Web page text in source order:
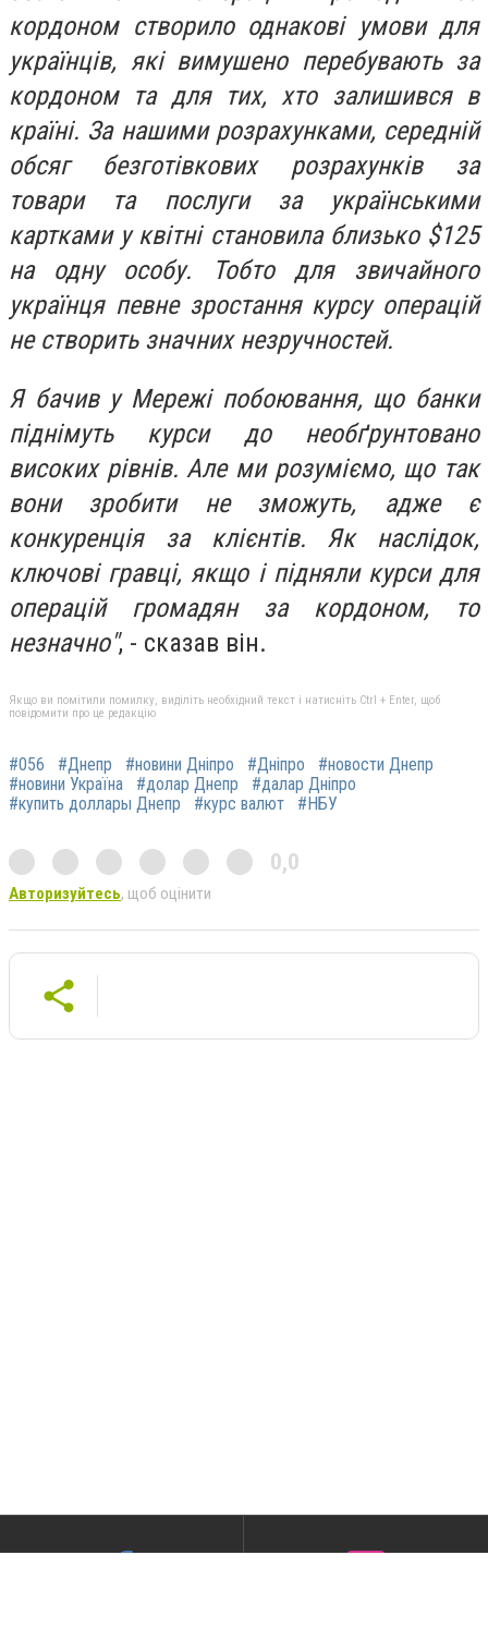
кордоном створило однакові умови для
українців, які вимушено перебувають за
кордоном та для тих, хто залишився в
країні. За нашими розрахунками, середній
обсяг безготівкових розрахунків за
товари та послуги за українськими
картками у квітні становила близько $125
на одну особу. Тобто для звичайного
українця певне зростання курсу операцій
не створить значних незручностей.
Я бачив у Мережі побоювання, що банки
піднімуть курси до необґрунтовано
високих рівнів. Але ми розуміємо, що так
вони зробити не зможуть, адже є
конкуренція за клієнтів. Як наслідок,
ключові гравці, якщо і підняли курси для
операцій громадян за кордоном, то
незначно", - сказав він.
Якщо ви помітили помилку, виділіть необхідний текст і натисніть Ctrl + Enter, щоб
повідомити про це редакцію
#056 #Днепр #новини Дніпро #Дніпро
#новости Днепр
#новини Україна
#долар Днепр
#далар Дніпро
#купить доллары Днепр
#курс валют #НБУ
0,0
Авторизуйтесь, щоб оцінити